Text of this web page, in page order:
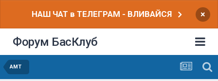
НАШ ЧАТ в ТЕЛЕГРАМ - ВЛИВАЙСЯ ×
Форум БасКлуб
АМТ